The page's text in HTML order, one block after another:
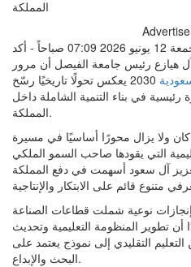
الرياض - ياسر الجرجورة في الجمعة 12 يونيو 2026 07:09 صباحاً - أكد
هيازع رئيس جامعة الفيصل أن مرور
2030 يعكس تحولًا تاريخيًا رسّخ
في بناء التنمية الشاملة داخل
المملكة.
ولا يزال محورًا أساسيًا في مسيرة
التي يقودها صاحب السمو الملكي
آل سعود أسهمت في دفع المملكة
نوعية شملت قطاعات الصناعة
تطوير المنظومة التعليمية وتحديث
التقليدي إلى نموذج يعتمد على
البحث والإبداع.